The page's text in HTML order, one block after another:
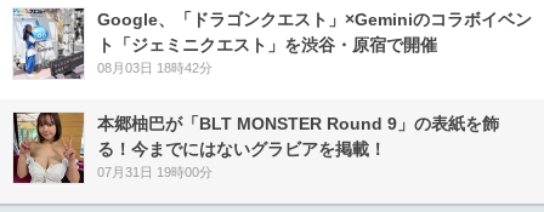
Google、「ドラゴンクエスト」×Geminiのコラボイベン
ト「ジェミニクエスト」を渋谷・原宿で開催
08月03日 18時42分
本郷柚巴が「BLT MONSTER Round 9」の表紙を飾
る！今までにはないグラビアを掲載！
07月31日 19時00分